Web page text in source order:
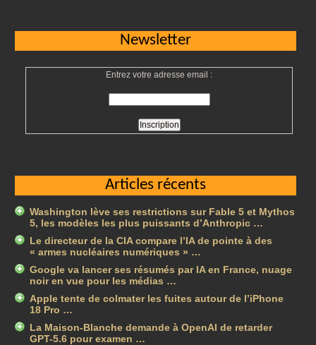
Newsletter
Entrez votre adresse email :
Articles récents
Washington lève ses restrictions sur Fable 5 et Mythos
5, les modèles les plus puissants d’Anthropic …
Le directeur de la CIA compare l’IA de pointe à des
« armes nucléaires numériques » …
Google va lancer ses résumés par IA en France, nuage
noir en vue pour les médias …
Apple tente de colmater les fuites autour de l’iPhone
18 Pro …
La Maison-Blanche demande à OpenAI de retarder
GPT-5.6 pour examen …